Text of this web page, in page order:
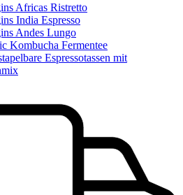
Africas Ristretto
India Espresso
Andes Lungo
Kombucha Fermentee
Espressotassen mit